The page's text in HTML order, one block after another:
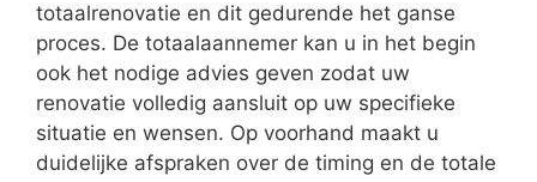
totaalrenovatie en dit gedurende het ganse
proces. De totaalaannemer kan u in het begin
ook het nodige advies geven zodat uw
renovatie volledig aansluit op uw specifieke
situatie en wensen. Op voorhand maakt u
duidelijke afspraken over de timing en de totale